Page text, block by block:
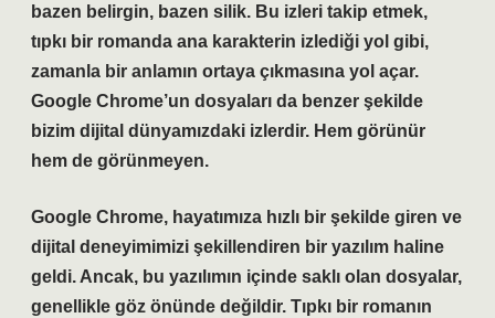
bazen belirgin, bazen silik. Bu izleri takip etmek,
tıpkı bir romanda ana karakterin izlediği yol gibi,
zamanla bir anlamın ortaya çıkmasına yol açar.
Google Chrome’un dosyaları da benzer şekilde
bizim dijital dünyamızdaki izlerdir. Hem görünür
hem de görünmeyen.
Google Chrome, hayatımıza hızlı bir şekilde giren ve
dijital deneyimimizi şekillendiren bir yazılım haline
geldi. Ancak, bu yazılımın içinde saklı olan dosyalar,
genellikle göz önünde değildir. Tıpkı bir romanın